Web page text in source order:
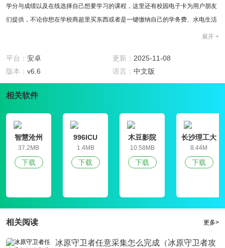
学分与成绩以及在线选择自己想要学习的课程，这里还有校园电子卡为用户朋友
们提供，不论你想在学校商超里买东西或者是一键缴纳自己的学务费、水电生活
1、手机自主选课，学生可以在线自主一键选择自己想学想学习的专业课程，线
上选课方便快捷。
2、一键查学分成绩，用户可以在六盘水职业技术学院2020官网一键查询自己的
专业学分与考试成绩，查看补考的通知。
户朋友们可以在线接收实时通告与相关资讯。
4、手机移动图书馆，这里有海量丰富的图书资源，就像一个手机版的校园图书
馆，有很多跟专业相关的学习用户素也有很多不同领域的好书为大家提供。
软件评测
宝，本校的用户朋友们可以来下载使用哦！
展开 +
平台： 安卓 更新： 2025-11-08
版本： v6.6 语言： 中文版
相关软件
智慧沧州
37.2MB
下载
996ICU
1.4MB
下载
木豆影院
10.58MB
下载
长沙理工大
学就业信息
网学生信息
管理平台
8.44M
下载
相关阅读 更多>
冰原守卫者任意采集怎么完成（冰原守卫者攻